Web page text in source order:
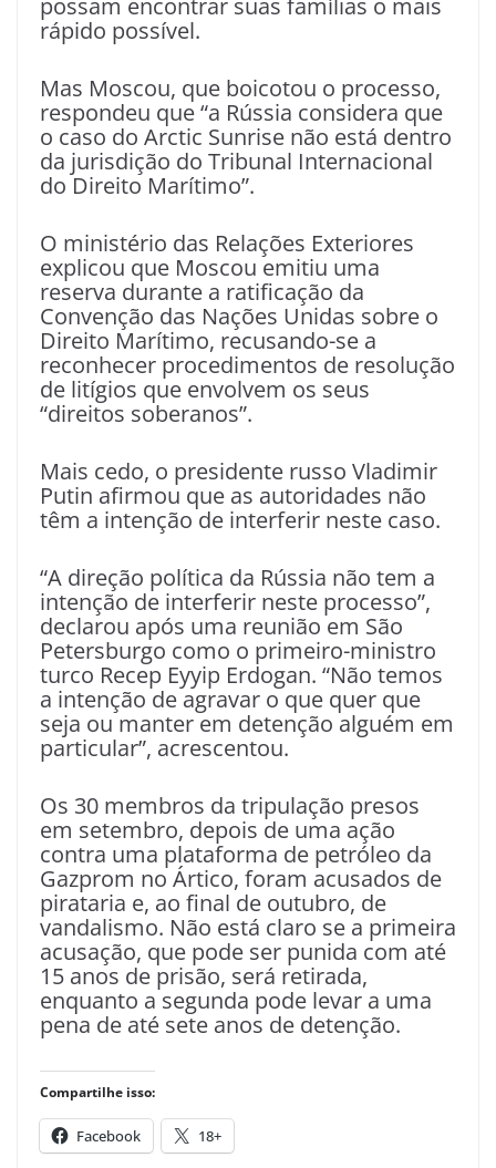
possam encontrar suas famílias o mais
rápido possível.
Mas Moscou, que boicotou o processo,
respondeu que “a Rússia considera que
o caso do Arctic Sunrise não está dentro
da jurisdição do Tribunal Internacional
do Direito Marítimo”.
O ministério das Relações Exteriores
explicou que Moscou emitiu uma
reserva durante a ratificação da
Convenção das Nações Unidas sobre o
Direito Marítimo, recusando-se a
reconhecer procedimentos de resolução
de litígios que envolvem os seus
“direitos soberanos”.
Mais cedo, o presidente russo Vladimir
Putin afirmou que as autoridades não
têm a intenção de interferir neste caso.
“A direção política da Rússia não tem a
intenção de interferir neste processo”,
declarou após uma reunião em São
Petersburgo como o primeiro-ministro
turco Recep Eyyip Erdogan. “Não temos
a intenção de agravar o que quer que
seja ou manter em detenção alguém em
particular”, acrescentou.
Os 30 membros da tripulação presos
em setembro, depois de uma ação
contra uma plataforma de petróleo da
Gazprom no Ártico, foram acusados de
pirataria e, ao final de outubro, de
vandalismo. Não está claro se a primeira
acusação, que pode ser punida com até
15 anos de prisão, será retirada,
enquanto a segunda pode levar a uma
pena de até sete anos de detenção.
Compartilhe isso:
Facebook 18+